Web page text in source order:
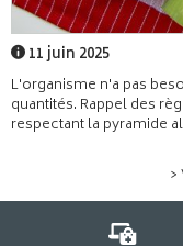
11 juin 2025
L'organisme n'a pas
quantités. Rappel des
respectant la pyramide